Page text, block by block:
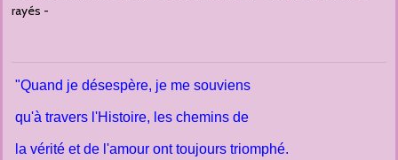
rayés -
"Quand je désespère, je me souviens
qu'à travers l'Histoire, les chemins de
la vérité et de l'amour ont toujours triomphé.